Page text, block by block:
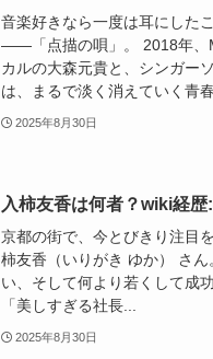
音楽好きなら一度は耳にした
――「点描の唄」。 2018年、
カルの大森元貴と、シンガー
は、まるで淡く消えていく青春
2025年8月30日
入柿友香は何者？wiki経
京都の街で、今とびきり注目
柿友香（いりがき ゆか） さ
い、そして何より若くして成
「美しすぎる社長...
2025年8月30日